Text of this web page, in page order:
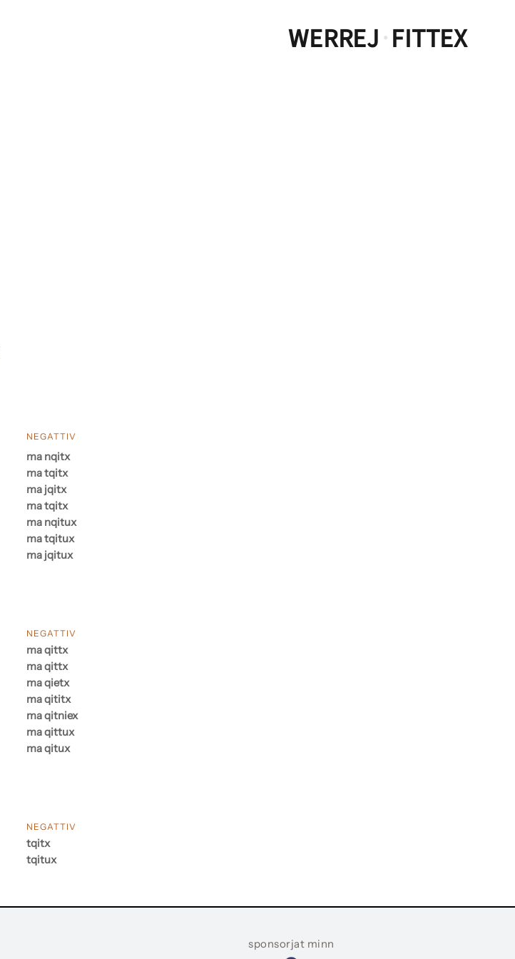
WERREJ·FITTEX
NEGATTIV
ma nqitx
ma tqitx
ma jqitx
ma tqitx
ma nqitux
ma tqitux
ma jqitux
NEGATTIV
ma qittx
ma qittx
ma qietx
ma qititx
ma qitniex
ma qittux
ma qitux
NEGATTIV
tqitx
tqitux
sponsorjat minn